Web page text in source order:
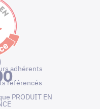
adhérents
référencés
PRODUIT EN